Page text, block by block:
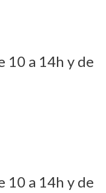
10 a 14h y de
10 a 14h y de